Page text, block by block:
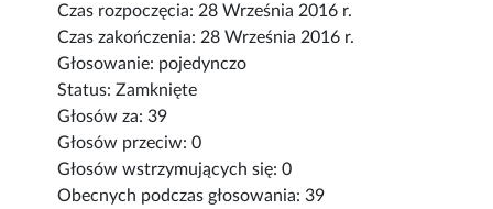
Czas rozpoczęcia: 28 Września 2016 r.
Czas zakończenia: 28 Września 2016 r.
Głosowanie: pojedynczo
Status: Zamknięte
Głosów za: 39
Głosów przeciw: 0
Głosów wstrzymujących się: 0
Obecnych podczas głosowania: 39